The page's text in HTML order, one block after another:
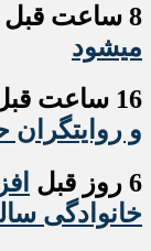
8 ساعت قبل
میشود
16 ساعت قبل
و روایتگران
6 روز قبل
خانوادگی